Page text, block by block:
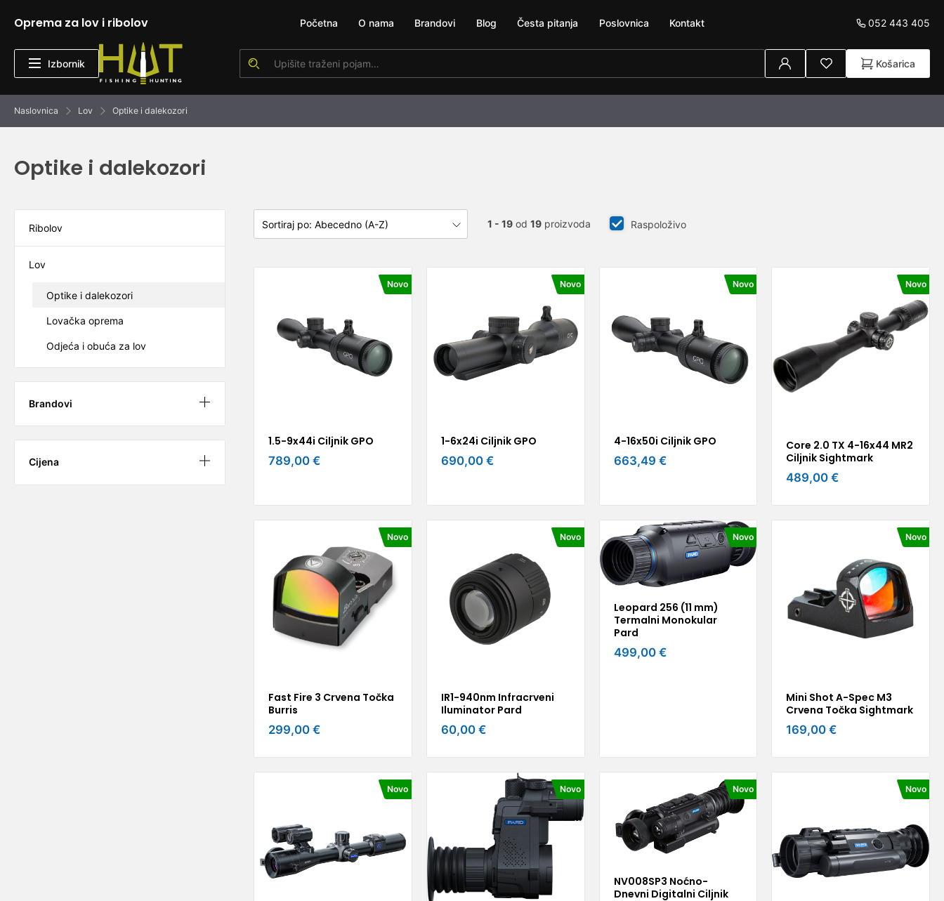
Oprema za lov i ribolov Početna O nama Brandovi Blog Česta pitanja Poslovnica Kontakt 052 443 405
Izbornik Košarica
Naslovnica Lov Optike i dalekozori
Optike i dalekozori
Ribolov
Lov
Optike i dalekozori
Lovačka oprema
Odjeća i obuća za lov
Brandovi
Cijena
1 - 19od 19proizvoda Raspoloživo
Novo
1.5-9x44i Ciljnik GPO
789,00 €
Novo
1-6x24i Ciljnik GPO
690,00 €
Novo
4-16x50i Ciljnik GPO
663,49 €
Novo
Core 2.0 TX 4-16x44 MR2
Ciljnik Sightmark
489,00 €
Novo
Fast Fire 3 Crvena Točka
Burris
299,00 €
Novo
IR1-940nm Infracrveni
Iluminator Pard
60,00 €
Novo
Leopard 256 (11 mm)
Termalni Monokular
Pard
499,00 €
Novo
Mini Shot A-Spec M3
Crvena Točka Sightmark
169,00 €
Novo Novo Novo
NV008SP3 Noćno-
Dnevni Digitalni Ciljnik
Novo